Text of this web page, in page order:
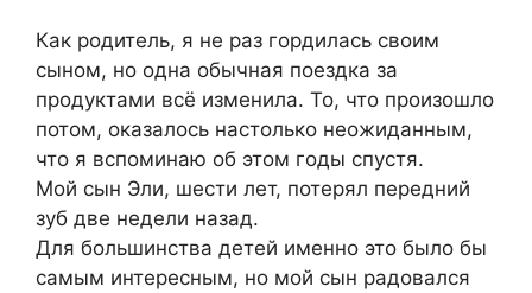
Как родитель, я не раз гордилась своим
сыном, но одна обычная поездка за
продуктами всё изменила. То, что произошло
потом, оказалось настолько неожиданным,
что я вспоминаю об этом годы спустя.
Мой сын Эли, шести лет, потерял передний
зуб две недели назад.
Для большинства детей именно это было бы
самым интересным, но мой сын радовался